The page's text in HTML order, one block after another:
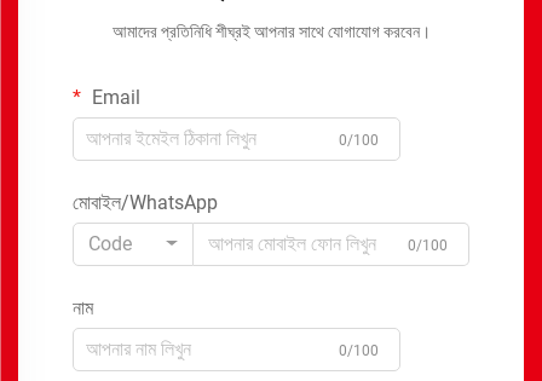
আমাদের প্রতিনিধি শীঘ্রই আপনার সাথে যোগাযোগ করবেন।
Email
0/100
মোবাইল/WhatsApp
Code
0/100
নাম
0/100